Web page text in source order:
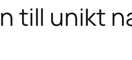
till unikt